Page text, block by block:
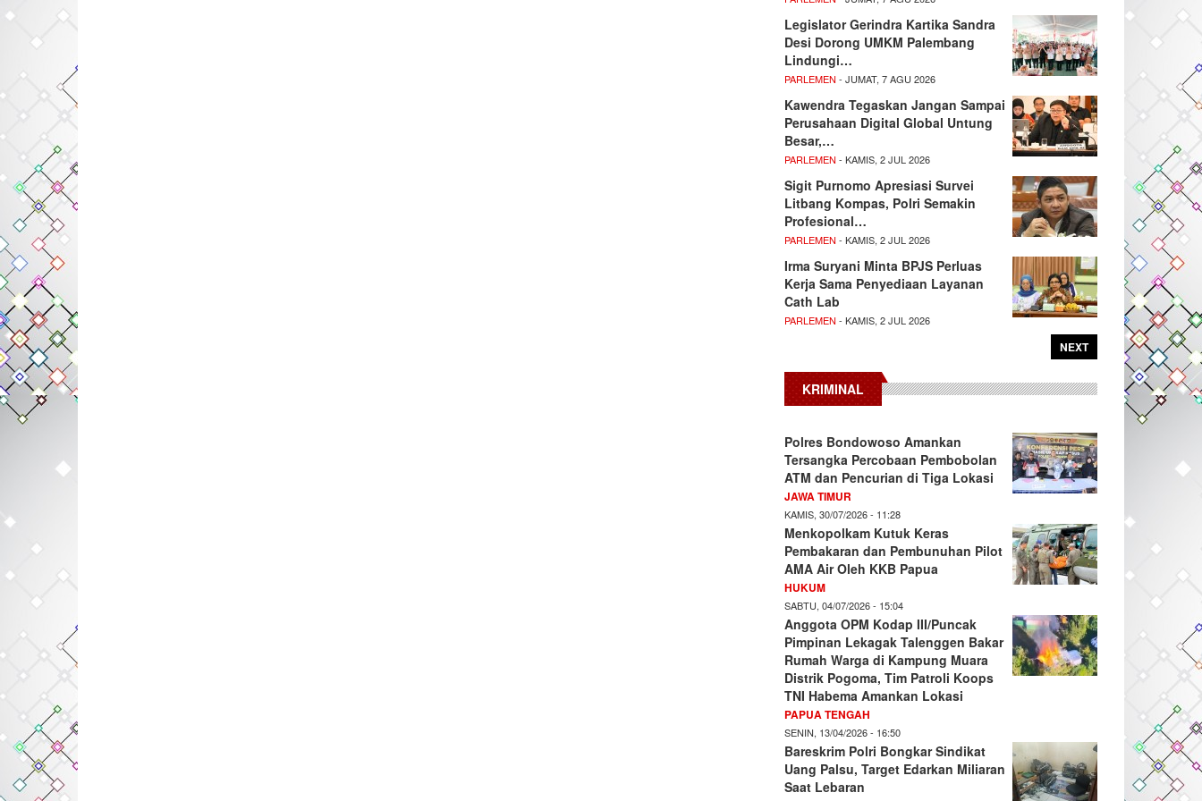
Legislator Gerindra Kartika Sandra
Desi Dorong UMKM Palembang
Lindungi…
PARLEMEN - JUMAT, 7 AGU 2026
Kawendra Tegaskan Jangan Sampai
Perusahaan Digital Global Untung
Besar,…
PARLEMEN - KAMIS, 2 JUL 2026
Sigit Purnomo Apresiasi Survei
Litbang Kompas, Polri Semakin
Profesional…
PARLEMEN - KAMIS, 2 JUL 2026
Irma Suryani Minta BPJS Perluas
Kerja Sama Penyediaan Layanan
Cath Lab
PARLEMEN - KAMIS, 2 JUL 2026
NEXT
KRIMINAL
Polres Bondowoso Amankan
Tersangka Percobaan Pembobolan
ATM dan Pencurian di Tiga Lokasi
JAWA TIMUR
KAMIS, 30/07/2026 - 11:28
Menkopolkam Kutuk Keras
Pembakaran dan Pembunuhan Pilot
AMA Air Oleh KKB Papua
HUKUM
SABTU, 04/07/2026 - 15:04
Anggota OPM Kodap III/Puncak
Pimpinan Lekagak Talenggen Bakar
Rumah Warga di Kampung Muara
Distrik Pogoma, Tim Patroli Koops
TNI Habema Amankan Lokasi
PAPUA TENGAH
SENIN, 13/04/2026 - 16:50
Bareskrim Polri Bongkar Sindikat
Uang Palsu, Target Edarkan Miliaran
Saat Lebaran